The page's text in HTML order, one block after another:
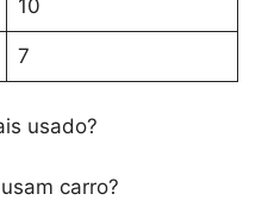
10
7
usado?
carro?